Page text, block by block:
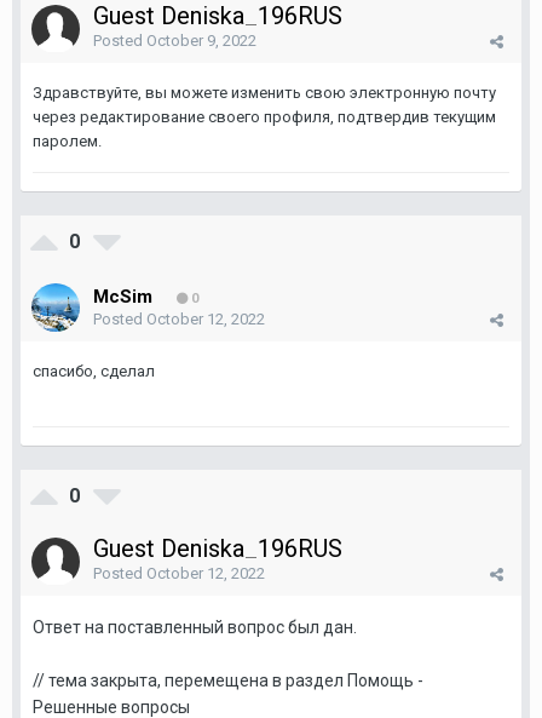
Guest Deniska_196RUS
Posted October 9, 2022
Здравствуйте, вы можете изменить свою электронную почту
через редактирование своего профиля, подтвердив текущим
паролем.
0
McSim 0
Posted October 12, 2022
спасибо, сделал
0
Guest Deniska_196RUS
Posted October 12, 2022
Ответ на поставленный вопрос был дан.
// тема закрыта, перемещена в раздел Помощь -
Решенные вопросы